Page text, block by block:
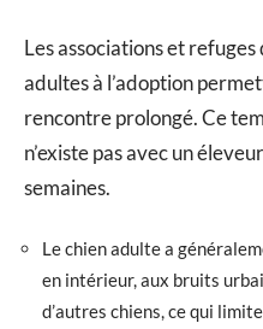
Les associations et
adultes à l’adoption
rencontre prolongé. Ce
n’existe pas avec un
semaines.
Le chien adulte a
en intérieur, aux bruits
d’autres chiens, ce qui